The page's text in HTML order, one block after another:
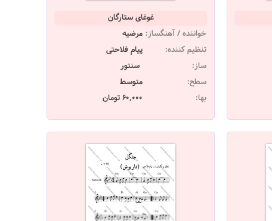
غوغای ستارگان
خواننده / آهنگساز: مرضیه
تنظیم کننده:
پیام فلاحتی
ساز:
سنتور
سطح:
متوسط
بها:
60,000 تومان